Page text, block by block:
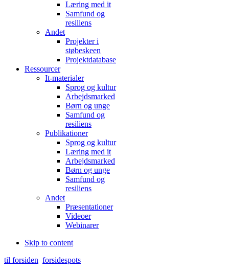
Læring med it
Samfund og
resiliens
Andet
Projekter i
støbeskeen
Projektdatabase
Ressourcer
It-materialer
Sprog og kultur
Arbejdsmarked
Børn og unge
Samfund og
resiliens
Publikationer
Sprog og kultur
Læring med it
Arbejdsmarked
Børn og unge
Samfund og
resiliens
Andet
Præsentationer
Videoer
Webinarer
Skip to content
til forsiden forsidespots